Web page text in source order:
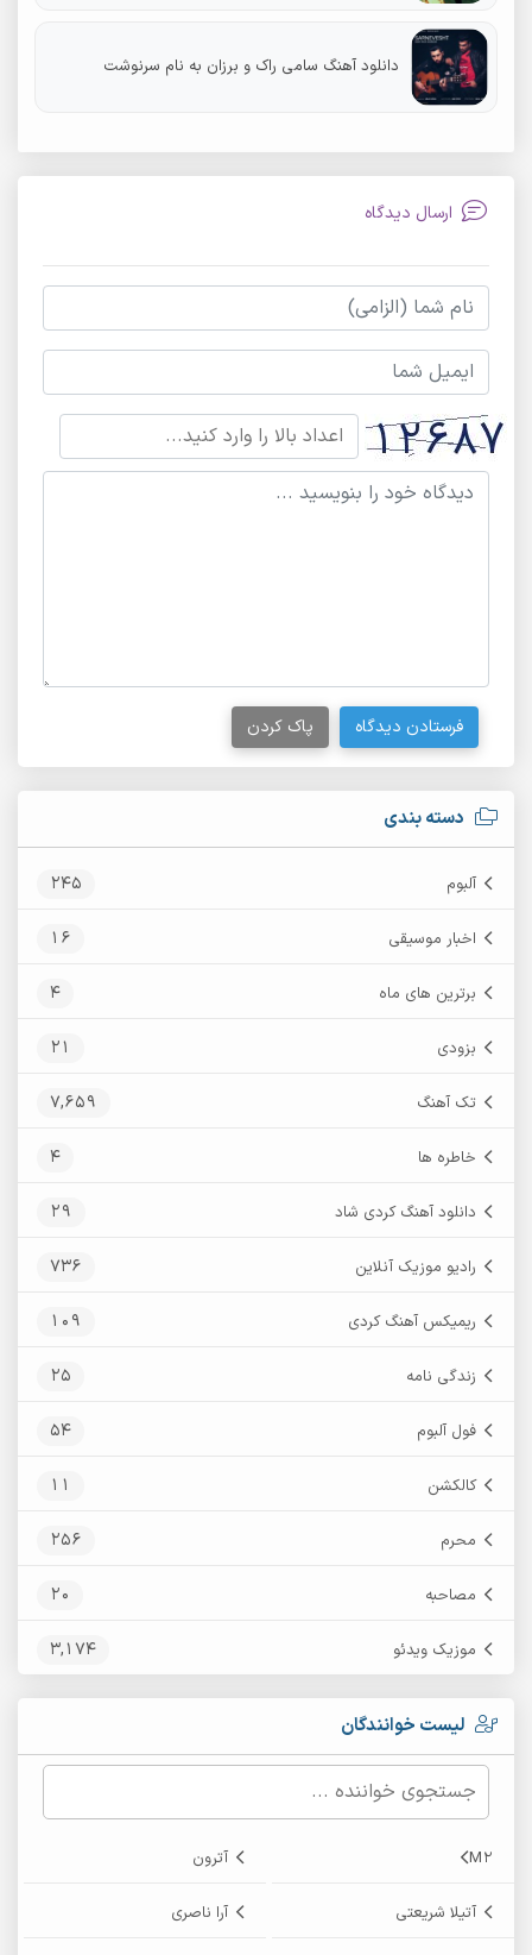
دسته بندی
آلبوم 245
اخبار موسیقی 16
برترین های ماه 4
بزودی 21
تک آهنگ 7,659
خاطره ها 4
دانلود آهنگ کردی شاد 29
رادیو موزیک آنلاین 736
ریمیکس آهنگ کردی 109
زندگی نامه 25
فول آلبوم 54
کالکشن 11
محرم 256
مصاحبه 20
موزیک ویدئو 3,174
لیست خوانندگان
M2 آترون
آتیلا شریعتی آرا ناصری
دانلود آهنگ سامی راک و برزان به نام سرنوشت
ارسال دیدگاه
فرستادن دیدگاه پاک کردن